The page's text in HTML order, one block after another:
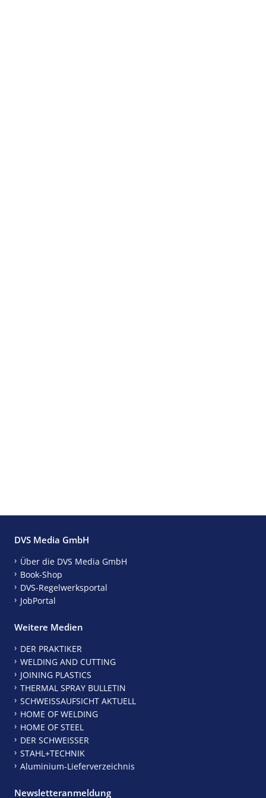
DVS Media GmbH
Über die DVS Media GmbH
Book-Shop
DVS-Regelwerksportal
JobPortal
Weitere Medien
DER PRAKTIKER
WELDING AND CUTTING
JOINING PLASTICS
THERMAL SPRAY BULLETIN
SCHWEISSAUFSICHT AKTUELL
HOME OF WELDING
HOME OF STEEL
DER SCHWEISSER
STAHL+TECHNIK
Aluminium-Lieferverzeichnis
Newsletteranmeldung